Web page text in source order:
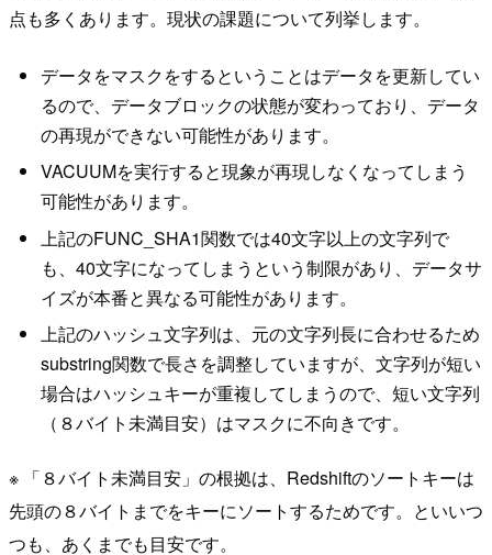
点も多くあります。現状の課題について列挙します。
データをマスクをするということはデータを更新してい
るので、データブロックの状態が変わっており、データ
の再現ができない可能性があります。
VACUUMを実行すると現象が再現しなくなってしまう
可能性があります。
上記のFUNC_SHA1関数では40文字以上の文字列で
も、40文字になってしまうという制限があり、データサ
イズが本番と異なる可能性があります。
上記のハッシュ文字列は、元の文字列長に合わせるため
substring関数で長さを調整していますが、文字列が短い
場合はハッシュキーが重複してしまうので、短い文字列
（８バイト未満目安）はマスクに不向きです。
※ 「８バイト未満目安」の根拠は、Redshiftのソートキーは
先頭の８バイトまでをキーにソートするためです。といいつ
つも、あくまでも目安です。